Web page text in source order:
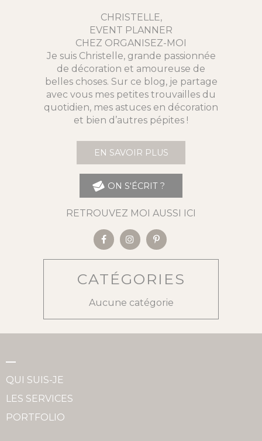
CHRISTELLE,
EVENT PLANNER
CHEZ ORGANISEZ-MOI
Je suis Christelle, grande passionnée
de décoration et amoureuse de
belles choses. Sur ce blog, je partage
avec vous mes petites trouvailles du
quotidien, mes astuces en décoration
et bien d’autres pépites !
EN SAVOIR PLUS
ON S'ÉCRIT ?
RETROUVEZ MOI AUSSI ICI
CATÉGORIES
Aucune catégorie
QUI SUIS-JE
LES SERVICES
PORTFOLIO